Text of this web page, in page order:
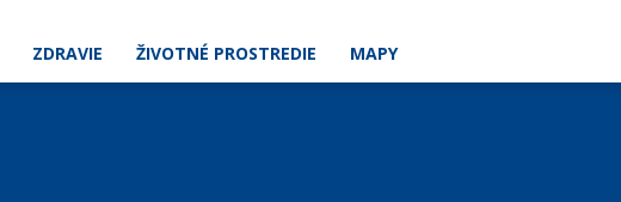
ZDRAVIE ŽIVOTNÉ PROSTREDIE MAPY